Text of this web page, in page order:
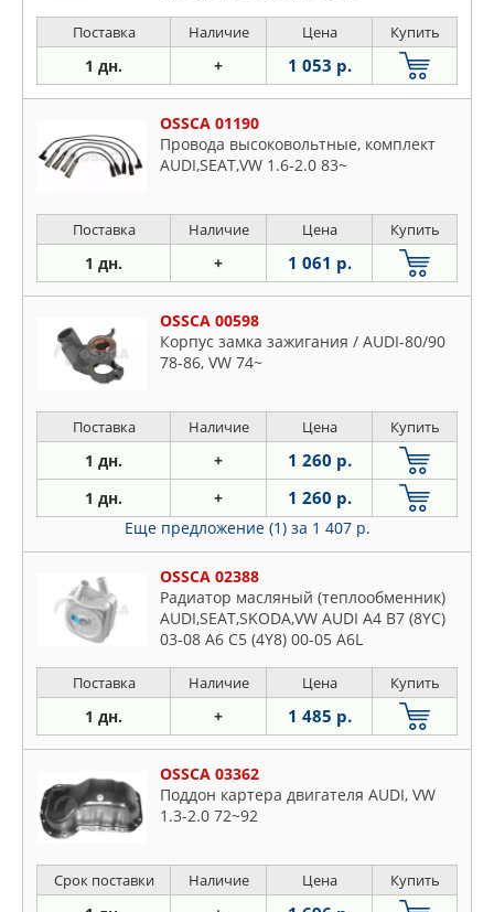
Поставка Наличие Цена Купить
1 дн. + 1 053 р.
OSSCA 01190
Провода высоковольтные, комплект
AUDI,SEAT,VW 1.6-2.0 83~
Поставка Наличие Цена Купить
1 дн. + 1 061 р.
OSSCA 00598
Корпус замка зажигания / AUDI-80/90
78-86, VW 74~
Поставка Наличие Цена Купить
1 дн. + 1 260 р.
1 дн. + 1 260 р.
Еще предложение (1) за 1 407 р.
OSSCA 02388
Радиатор масляный (теплообменник)
AUDI,SEAT,SKODA,VW AUDI A4 B7 (8YC)
03-08 A6 C5 (4Y8) 00-05 A6L
Поставка Наличие Цена Купить
1 дн. + 1 485 р.
OSSCA 03362
Поддон картера двигателя AUDI, VW
1.3-2.0 72~92
Срок поставки Наличие Цена Купить